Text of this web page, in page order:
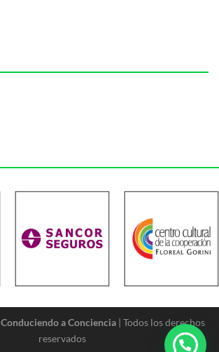
Conduciendo a Conciencia| Todos los derechos
reservados